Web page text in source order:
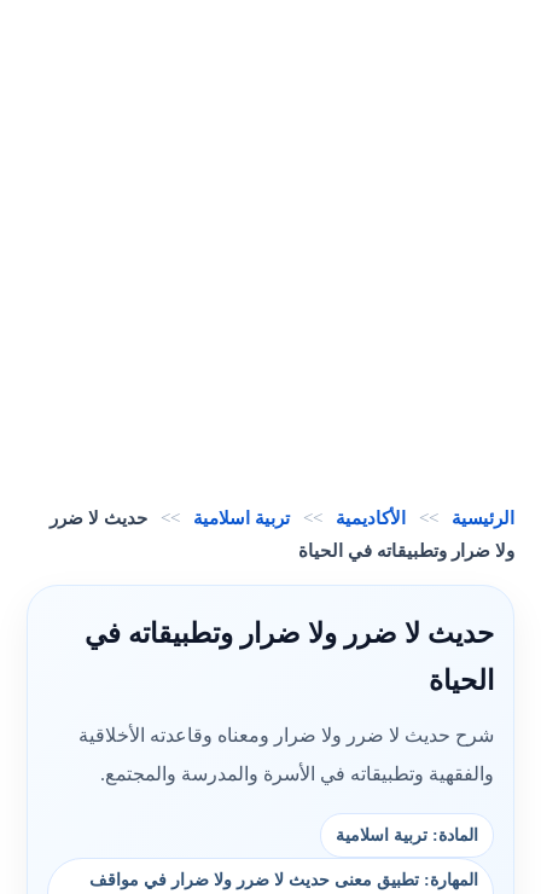
الرئيسية >> الأكاديمية >> تربية اسلامية >>
حديث لا ضرر
ولا ضرار وتطبيقاته في الحياة
حديث لا ضرر ولا ضرار وتطبيقاته في
الحياة
شرح حديث لا ضرر ولا ضرار ومعناه وقاعدته الأخلاقية
والفقهية وتطبيقاته في الأسرة والمدرسة والمجتمع.
المادة: تربية اسلامية
المهارة: تطبيق معنى حديث لا ضرر ولا ضرار في مواقف